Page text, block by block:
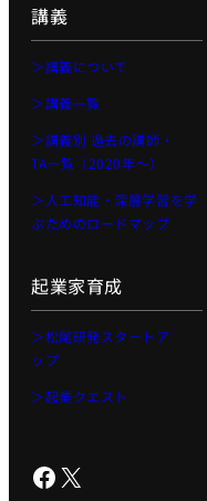
講義
＞講義について
＞講義一覧
＞講義別 過去の講師・
TA一覧（2020年〜）
＞人工知能・深層学習を学
ぶためのロードマップ
起業家育成
＞松尾研発スタートア
ップ
＞起業クエスト
Facebook X